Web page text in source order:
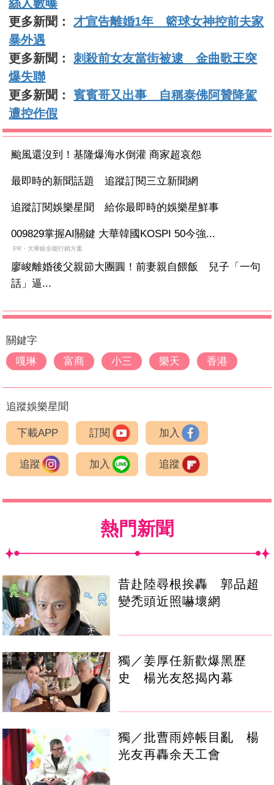
絲人數曝
更多新聞： 才宣告離婚1年 籃球女神控前夫家
暴外遇
更多新聞： 刺殺前女友當街被逮 金曲歌王突
爆失聯
更多新聞： 賓賓哥又出事 自稱泰佛阿贊降駕
遭控作假
颱風還沒到！基隆爆海水倒灌 商家超哀怨
最即時的新聞話題 追蹤訂閱三立新聞網
追蹤訂閱娛樂星聞 給你最即時的娛樂星鮮事
009829掌握AI關鍵 大華韓國KOSPI 50今強...
PR・大華銀全能行銷方案
廖峻離婚後父親節大團圓！前妻親自餵飯 兒子「一句
話」逼...
關鍵字
嘎琳
富商 小三 樂天 香港
追蹤娛樂星聞
下載APP 訂閱 加入
追蹤 加入 追蹤
熱門新聞
昔赴陸尋根挨轟 郭品超
變禿頭近照嚇壞網
獨／姜厚任新歡爆黑歷
史 楊光友怒揭內幕
獨／批曹雨婷帳目亂 楊
光友再轟余天工會